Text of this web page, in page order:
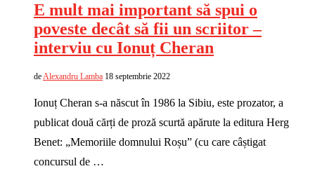
E mult mai important să spui o
poveste decât să fii un scriitor –
interviu cu Ionuț Cheran
deAlexandru Lamba 18 septembrie 2022
Ionuț Cheran s-a născut în 1986 la Sibiu, este prozator, a
publicat două cărți de proză scurtă apărute la editura Herg
Benet: „Memoriile domnului Roșu” (cu care câștigat
concursul de …